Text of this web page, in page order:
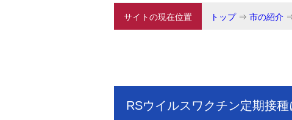
サイトの現在位置 トップ⇒ 市の紹介
RSウイルスワクチン定期接種